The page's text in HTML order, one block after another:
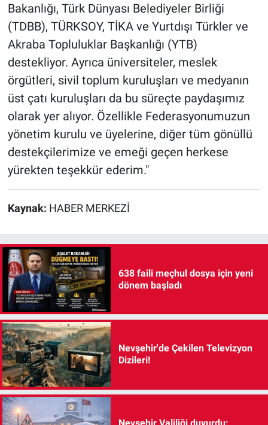
Bakanlığı, Türk Dünyası Belediyeler Birliği
(TDBB), TÜRKSOY, TİKA ve Yurtdışı Türkler ve
Akraba Topluluklar Başkanlığı (YTB)
destekliyor. Ayrıca üniversiteler, meslek
örgütleri, sivil toplum kuruluşları ve medyanın
üst çatı kuruluşları da bu süreçte paydaşımız
olarak yer alıyor. Özellikle Federasyonumuzun
yönetim kurulu ve üyelerine, diğer tüm gönüllü
destekçilerimize ve emeği geçen herkese
yürekten teşekkür ederim."
Kaynak: HABER MERKEZİ
638 faili meçhul dosya için yeni
dönem başladı
Nevşehir'de Çekilen Televizyon
Dizileri!